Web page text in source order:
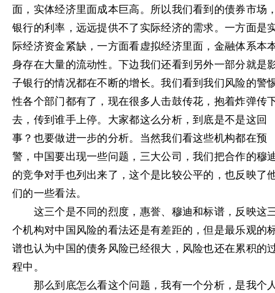
面，实体经济里面成本巨高。所以我们看到的债券市场
银行的利率，远远提供不了实际经济的需求。一方面是
际经济资金紧缺，一方面看虚拟经济里面，金融体系本
身存在大量的流动性。下边我们还看到另外一部分就是
子银行的情况都在不断的增长。我们看到我们风险的警
性各个部门都有了，现在很多人击鼓传花，抱着炸弹传
去，传到谁手上停。大家都这么分析，到底是不是这回
事？也要做进一步的分析。当然我们看这些机构都在预
警，中国要出现一些问题，三大公司，我们把合作的穆
的竞争对手也列出来了，这个是比较公平的，也反映了
们的一些看法。
这三个是不同的烈度，惠誉、穆迪和标谱，反映这
个机构对中国风险的看法还是有差距的，但是最乐观的
谱也认为中国的债务风险已经很大，风险也还在累积的
程中。
那么到底怎么看这个问题，我有一个分析，是我个